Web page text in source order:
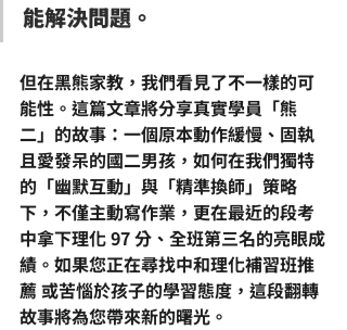
能解決問題。
但在黑熊家教，我們看見了不一樣的可
能性。這篇文章將分享真實學員「熊
二」的故事：一個原本動作緩慢、固執
且愛發呆的國二男孩，如何在我們獨特
的「幽默互動」與「精準換師」策略
下，不僅主動寫作業，更在最近的段考
中拿下理化 97 分 、全班第三名的亮眼成
績。如果您正在尋找中和理化補習班推
薦 或苦惱於孩子的學習態度，這段翻轉
故事將為您帶來新的曙光。